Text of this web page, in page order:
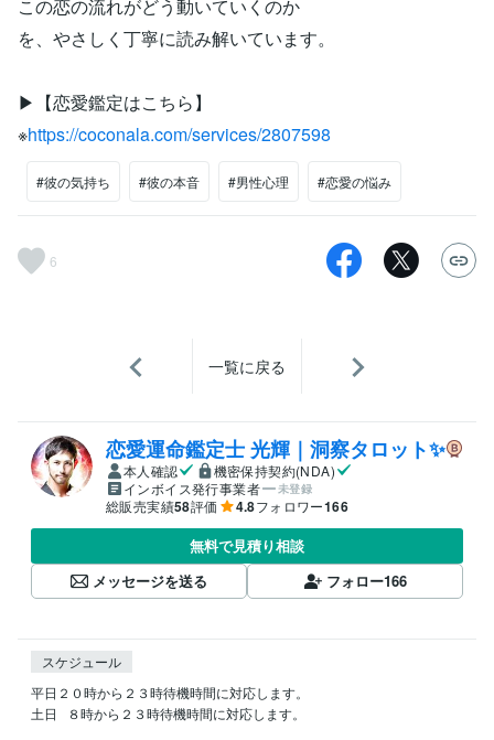
この恋の流れがどう動いていくのか
を、やさしく丁寧に読み解いています。
▶︎【恋愛鑑定はこちら】
※https://coconala.com/services/2807598
#彼の気持ち #彼の本音 #男性心理 #恋愛の悩み
6
一覧に戻る
恋愛運命鑑定士 光輝｜洞察タロット✨️
本人確認
機密保持契約(NDA)
インボイス発行事業者
未登録
総販売実績58評価 4.8フォロワー166
無料で見積り相談
メッセージを送る
フォロー166
スケジュール
平日２０時から２３時待機時間に対応します。
土日   ８時から２３時待機時間に対応します。